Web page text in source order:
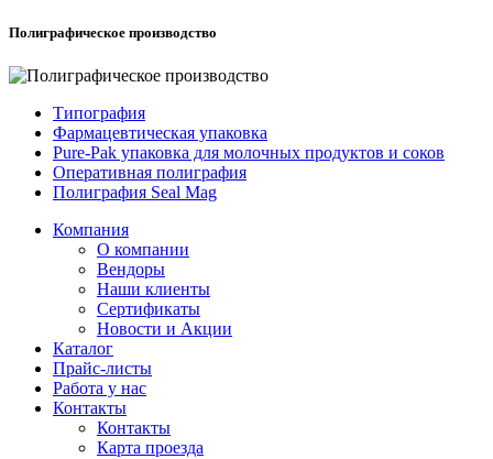
Полиграфическое производство
Типография
Фармацевтическая упаковка
Pure-Pak упаковка для молочных продуктов и соков
Оперативная полиграфия
Полиграфия Seal Mag
Компания
О компании
Вендоры
Наши клиенты
Сертификаты
Новости и Акции
Каталог
Прайс-листы
Работа у нас
Контакты
Контакты
Карта проезда